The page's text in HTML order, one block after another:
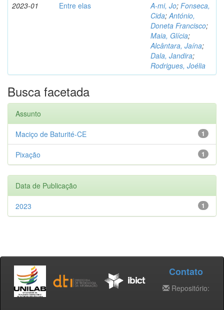
2023-01 Entre elas A-mi, Jo; Fonseca,
Cida;António,
Doneta Francisco;
Maia, Glícia;
Alcântara, Jaína;
Dala, Jandira;
Rodrigues, Joélia
Busca facetada
Assunto
1
Maciço de Baturité-CE
1
Pixação
Data de Publicação
1
2023
Contato
Repositório: